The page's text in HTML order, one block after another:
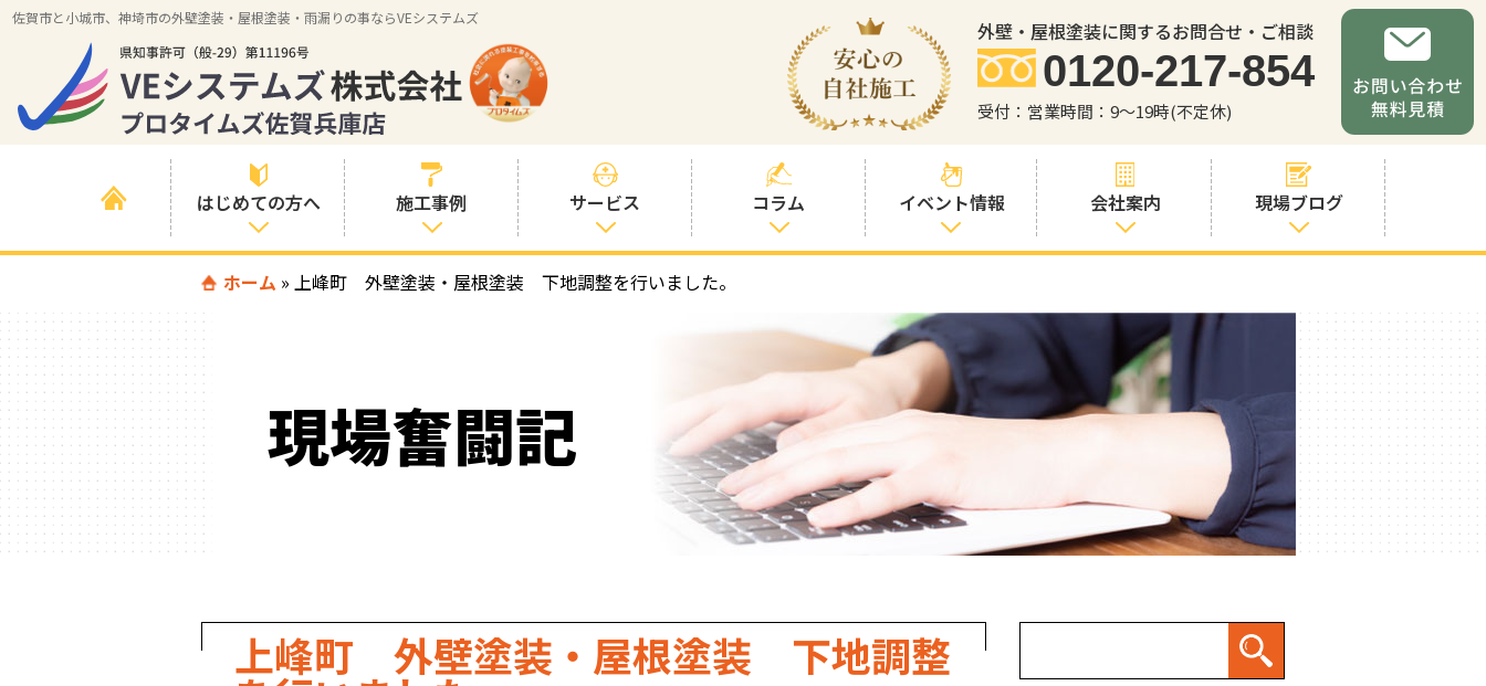
佐賀市と小城市、神埼市の外壁塗装・屋根塗装・雨漏りの事ならVEシステムズ
外壁・屋根塗装に関するお問合せ・ご相談
0120-217-854
受付：営業時間：9～19時(不定休)
はじめての方へ
はじめて外壁塗
いる方へ
喜んでいただけ
る３つの理由
施工事例
すべての事例
例
色の事例
サービス
塗装プランと価
お客様との交流
を大切に
見積書の見方
コラム
社長コラム
塗装コラム
塗料コラム
イベント情報 会社案内
職人・スタッフ
紹介
お問い合わせか
らの流れ
求人情報
現場ブログ
ホーム » 上峰町 外壁塗装・屋根塗装 下地調整を行いました。
現場奮闘記
上峰町 外壁塗装・屋根塗装 下地調整